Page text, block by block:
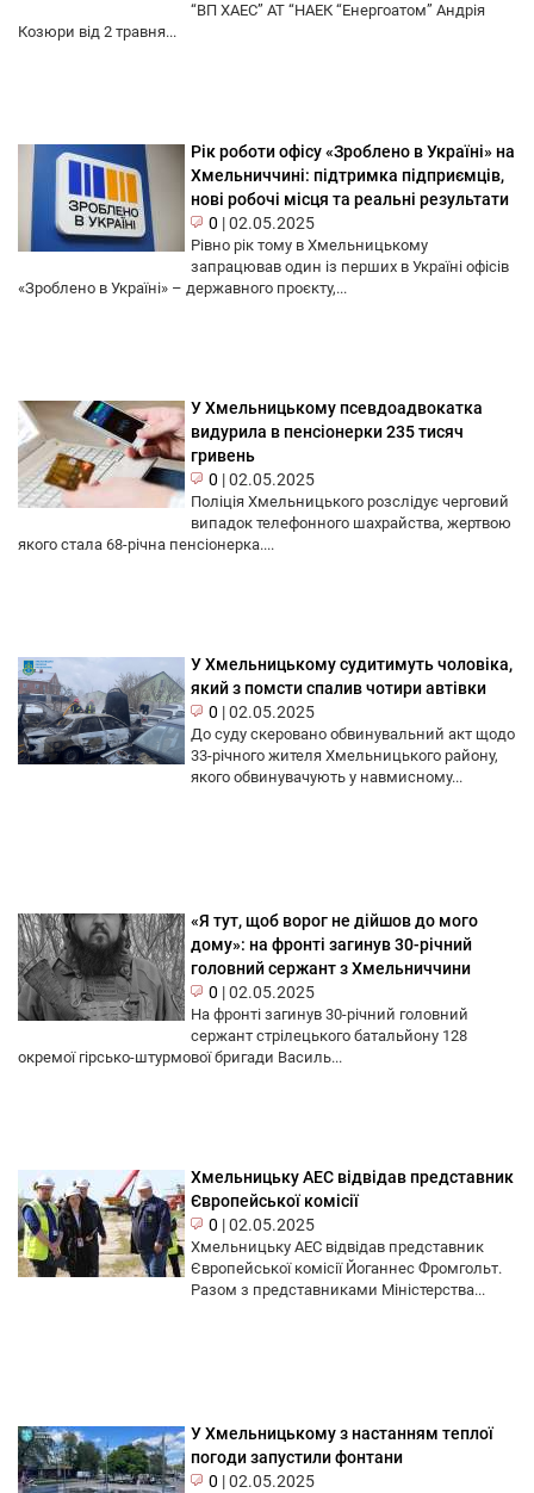
“ВП ХАЕС” АТ “НАЕК “Енергоатом” Андрія
Козюри від 2 травня...
Рік роботи офісу «Зроблено в Україні» на
Хмельниччині: підтримка підприємців,
нові робочі місця та реальні результати
0 |02.05.2025
Рівно рік тому в Хмельницькому
запрацював один із перших в Україні офісів
«Зроблено в Україні» – державного проєкту,...
У Хмельницькому псевдоадвокатка
видурила в пенсіонерки 235 тисяч
гривень
0 |02.05.2025
Поліція Хмельницького розслідує черговий
випадок телефонного шахрайства, жертвою
якого стала 68-річна пенсіонерка....
У Хмельницькому судитимуть чоловіка,
який з помсти спалив чотири автівки
0 |02.05.2025
До суду скеровано обвинувальний акт щодо
33-річного жителя Хмельницького району,
якого обвинувачують у навмисному...
«Я тут, щоб ворог не дійшов до мого
дому»: на фронті загинув 30-річний
головний сержант з Хмельниччини
0 |02.05.2025
На фронті загинув 30-річний головний
сержант стрілецького батальйону 128
окремої гірсько-штурмової бригади Василь...
Хмельницьку АЕС відвідав представник
Європейської комісії
0 |02.05.2025
Хмельницьку АЕС відвідав представник
Європейської комісії Йоганнес Фромгольт.
Разом з представниками Міністерства...
У Хмельницькому з настанням теплої
погоди запустили фонтани
0 |02.05.2025